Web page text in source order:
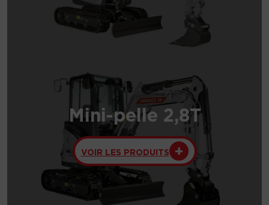
Mini-pelle 2,8T
VOIR LES PRODUITS